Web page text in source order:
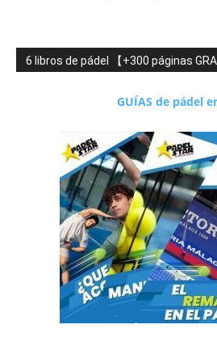
6 libros de pádel 【+300 páginas
GUÍAS de pádel